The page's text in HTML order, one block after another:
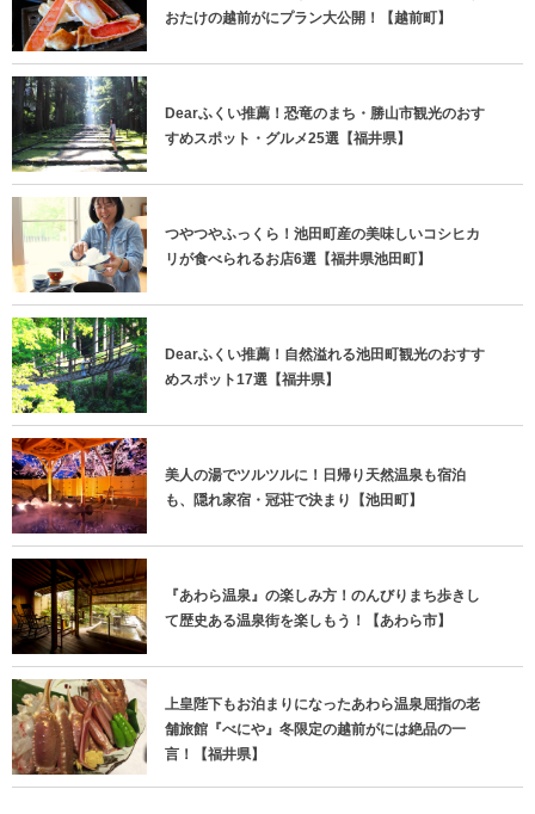
おたけの越前がにプラン大公開！【越前町】
Dearふくい推薦！恐竜のまち・勝山市観光のおす
すめスポット・グルメ25選【福井県】
つやつやふっくら！池田町産の美味しいコシヒカ
リが食べられるお店6選【福井県池田町】
Dearふくい推薦！自然溢れる池田町観光のおすす
めスポット17選【福井県】
美人の湯でツルツルに！日帰り天然温泉も宿泊
も、隠れ家宿・冠荘で決まり【池田町】
『あわら温泉』の楽しみ方！のんびりまち歩きし
て歴史ある温泉街を楽しもう！【あわら市】
上皇陛下もお泊まりになったあわら温泉屈指の老
舗旅館『べにや』冬限定の越前がには絶品の一
言！【福井県】